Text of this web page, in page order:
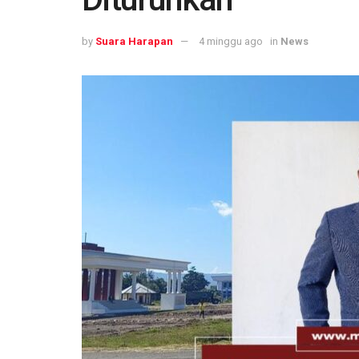
by Suara Harapan 4 minggu ago in News